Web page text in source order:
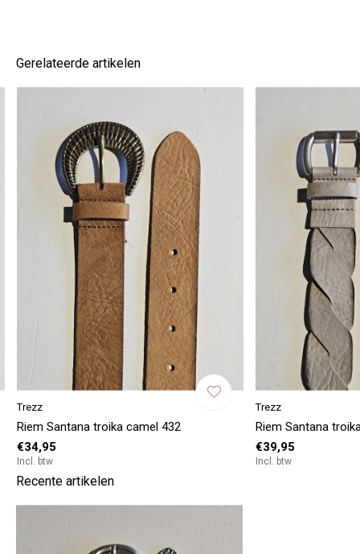
Gerelateerde artikelen
Trezz
Riem Santana troika camel 432
€34,95
Incl. btw
Trezz
Riem Santana
€39,95
Incl. btw
Recente artikelen